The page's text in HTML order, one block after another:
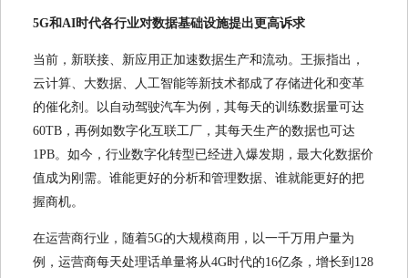
5G和AI时代各行业对数据基础设施提出更高诉求
当前，新联接、新应用正加速数据生产和流动。王振指出，
云计算、大数据、人工智能等新技术都成了存储进化和变革
的催化剂。以自动驾驶汽车为例，其每天的训练数据量可达
60TB，再例如数字化互联工厂，其每天生产的数据也可达
1PB。如今，行业数字化转型已经进入爆发期，最大化数据价
值成为刚需。谁能更好的分析和管理数据、谁就能更好的把
握商机。
在运营商行业，随着5G的大规模商用，以一千万用户量为
例，运营商每天处理话单量将从4G时代的16亿条，增长到128